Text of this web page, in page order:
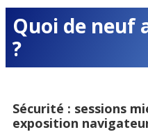
Quoi de neuf
?
Sécurité : sessions
exposition